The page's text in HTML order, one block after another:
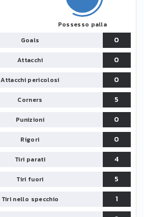
Possesso palla
Goals
0
Attacchi
0
Attacchi pericolosi
0
Corners
5
Punizioni
0
Rigori
0
Tiri parati
4
Tiri fuori
5
Tiri nello specchio
1